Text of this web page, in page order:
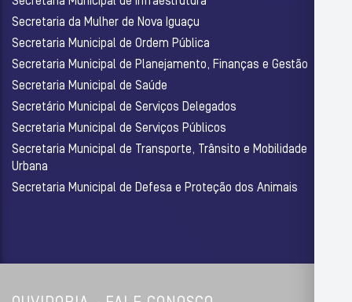
Secretaria da Mulher de Nova Iguaçu
Secretaria Municipal de Ordem Pública
Secretaria Municipal de Planejamento, Finanças e Gestão
Secretaria Municipal de Saúde
Secretário Municipal de Serviços Delegados
Secretaria Municipal de Serviços Públicos
Secretaria Municipal de Transporte, Trânsito e Mobilidade
Urbana
Secretaria Municipal de Defesa e Proteção dos Animais